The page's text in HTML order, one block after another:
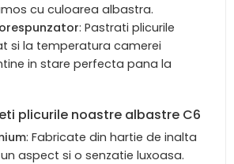
cu culoarea albastra.
: Pastrati plicurile
si la temperatura camerei
in stare perfecta pana la
plicurile noastre albastre C6
: Fabricate din hartie de inalta
aspect si o senzatie luxoasa.